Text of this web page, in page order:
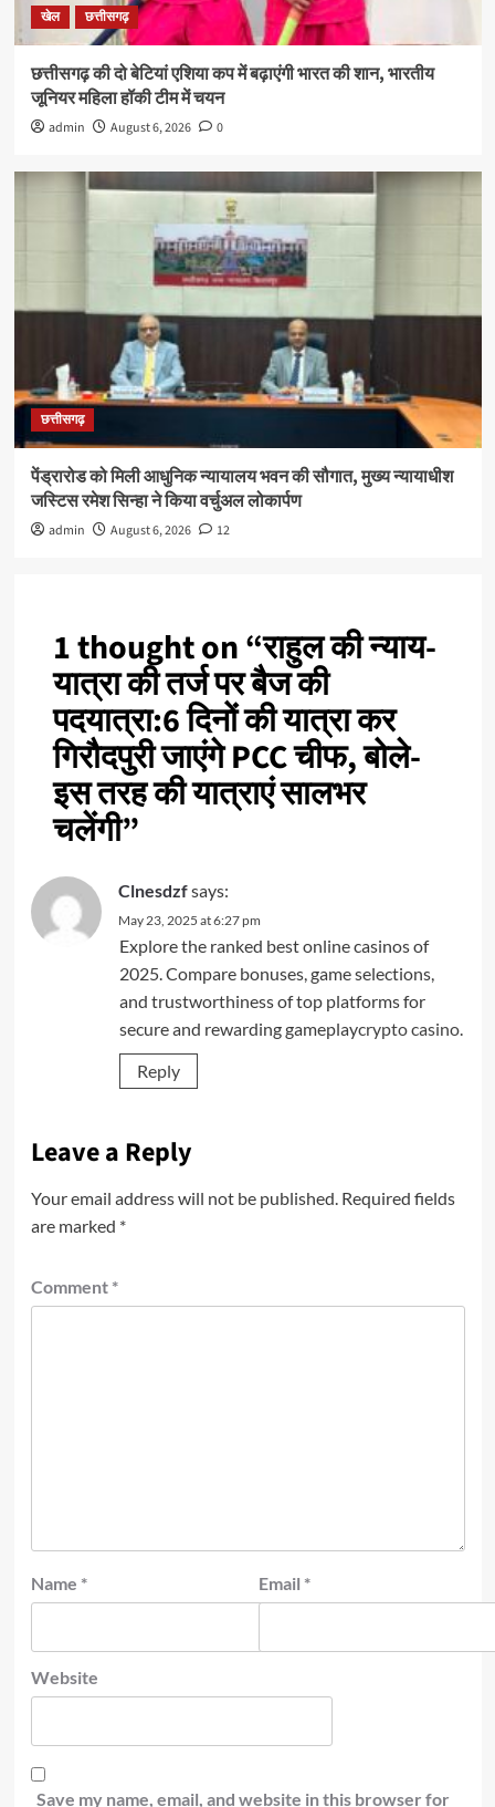
खेल छत्तीसगढ़
छत्तीसगढ़ की दो बेटियां एशिया कप में बढ़ाएंगी भारत की शान, भारतीय
जूनियर महिला हॉकी टीम में चयन
admin August 6, 2026 0
छत्तीसगढ़
पेंड्रारोड को मिली आधुनिक न्यायालय भवन की सौगात, मुख्य न्यायाधीश
जस्टिस रमेश सिन्हा ने किया वर्चुअल लोकार्पण
admin August 6, 2026 12
1 thought on “राहुल की न्याय-
यात्रा की तर्ज पर बैज की
पदयात्रा:6 दिनों की यात्रा कर
गिरौदपुरी जाएंगे PCC चीफ, बोले-
इस तरह की यात्राएं सालभर
चलेंगी”
Clnesdzfsays:
May 23, 2025 at 6:27 pm
Explore the ranked best online casinos of
2025. Compare bonuses, game selections,
and trustworthiness of top platforms for
secure and rewarding gameplaycrypto casino.
Reply
Leave a Reply
Your email address will not be published. Required fields
are marked *
Comment *
Name * Email *
Website
Save my name, email, and website in this browser for